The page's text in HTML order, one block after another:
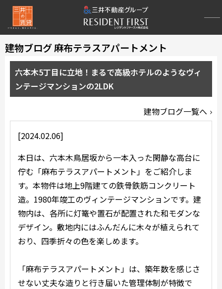
建物ブログ 麻布テラスアパートメント
六本木5丁目に立地！まるで高級ホテルのようなヴィ
ンテージマンションの2LDK
建物ブログ一覧へ
[2024.02.06]
本日は、六本木鳥居坂から一本入った閑静な高台に
佇む「麻布テラスアパートメント」をご紹介しま
す。本物件は地上9階建ての鉄骨鉄筋コンクリート
造。1980年竣工のヴィンテージマンションです。建
物内は、各所に灯篭や置石が配置された和モダンな
デザイン。敷地内にはふんだんに木々が植えられて
おり、四季折々の色を楽しめます。
「麻布テラスアパートメント」は、築年数を感じさ
せない丈夫な造りと行き届いた管理体制が特徴で